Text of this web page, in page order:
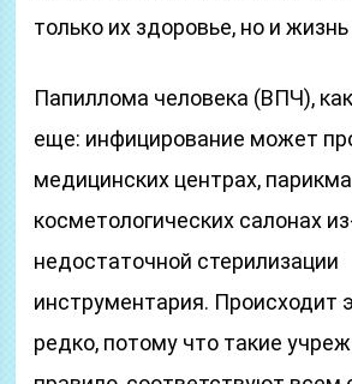
только их здоровье, но и
Папиллома человека (ВПЧ),
еще: инфицирование может
медицинских центрах,
косметологических салонах
недостаточной стерилизации
инструментария. Происходит
редко, потому что такие